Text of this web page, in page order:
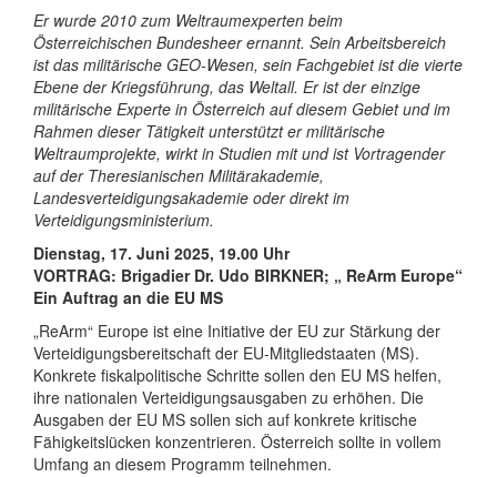
Er wurde 2010 zum Weltraumexperten beim
Österreichischen Bundesheer ernannt. Sein Arbeitsbereich
ist das militärische GEO-Wesen, sein Fachgebiet ist die vierte
Ebene der Kriegsführung, das Weltall. Er ist der einzige
militärische Experte in Österreich auf diesem Gebiet und im
Rahmen dieser Tätigkeit unterstützt er militärische
Weltraumprojekte, wirkt in Studien mit und ist Vortragender
auf der Theresianischen Militärakademie,
Landesverteidigungsakademie oder direkt im
Verteidigungsministerium.
Dienstag, 17. Juni 2025, 19.00 Uhr
VORTRAG: Brigadier Dr. Udo BIRKNER; „ ReArm Europe“
Ein Auftrag an die EU MS
„ReArm“ Europe ist eine Initiative der EU zur Stärkung der
Verteidigungsbereitschaft der EU-Mitgliedstaaten (MS).
Konkrete fiskalpolitische Schritte sollen den EU MS helfen,
ihre nationalen Verteidigungsausgaben zu erhöhen. Die
Ausgaben der EU MS sollen sich auf konkrete kritische
Fähigkeitslücken konzentrieren. Österreich sollte in vollem
Umfang an diesem Programm teilnehmen.